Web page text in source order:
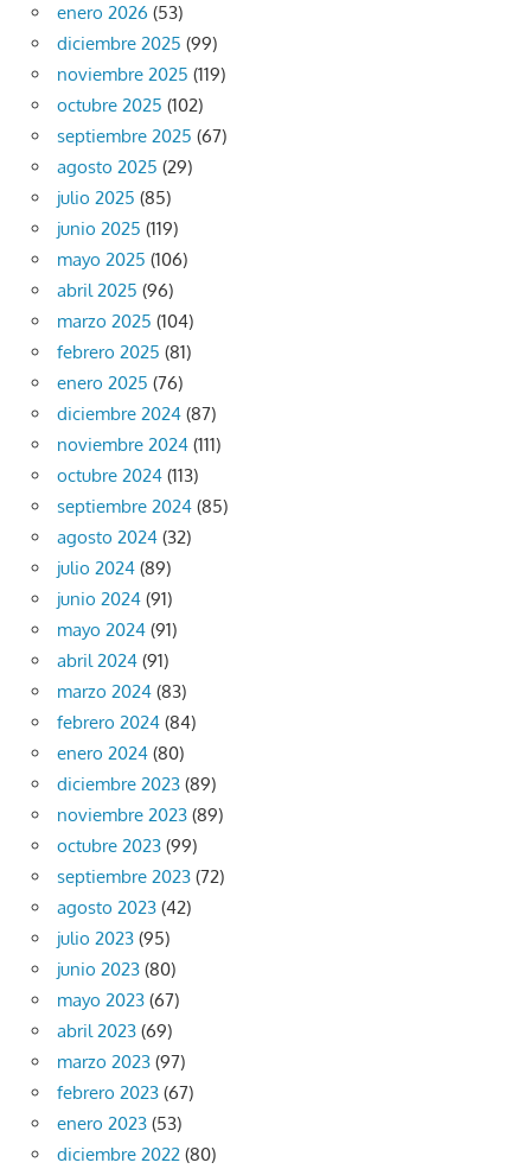
enero 2026 (53)
diciembre 2025 (99)
noviembre 2025 (119)
octubre 2025 (102)
septiembre 2025 (67)
agosto 2025 (29)
julio 2025 (85)
junio 2025 (119)
mayo 2025 (106)
abril 2025 (96)
marzo 2025 (104)
febrero 2025 (81)
enero 2025 (76)
diciembre 2024 (87)
noviembre 2024 (111)
octubre 2024 (113)
septiembre 2024 (85)
agosto 2024 (32)
julio 2024 (89)
junio 2024 (91)
mayo 2024 (91)
abril 2024 (91)
marzo 2024 (83)
febrero 2024 (84)
enero 2024 (80)
diciembre 2023 (89)
noviembre 2023 (89)
octubre 2023 (99)
septiembre 2023 (72)
agosto 2023 (42)
julio 2023 (95)
junio 2023 (80)
mayo 2023 (67)
abril 2023 (69)
marzo 2023 (97)
febrero 2023 (67)
enero 2023 (53)
diciembre 2022 (80)